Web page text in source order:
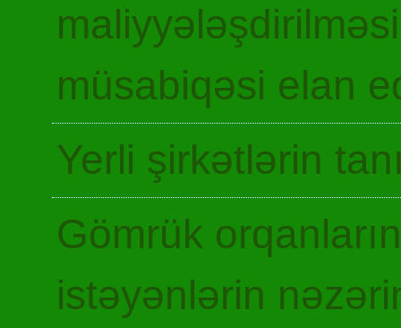
müsabiqəsi elan
Yerli şirkətlərin
Gömrük
istəyənlərin